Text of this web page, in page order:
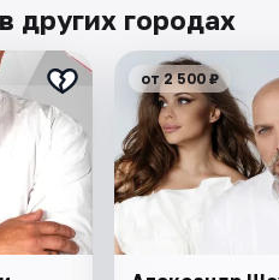
других городах
от 2 500 ₽